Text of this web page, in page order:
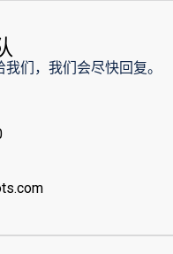
们，我们会尽快回复。